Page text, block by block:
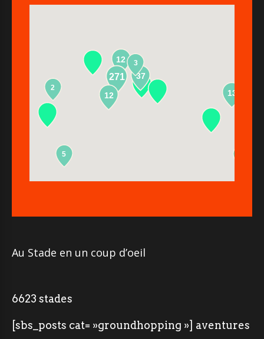
12
271
13
37
2
5
12
3
Au Stade en un coup d’oeil
6623 stades
[sbs_posts cat= »groundhopping »] aventures